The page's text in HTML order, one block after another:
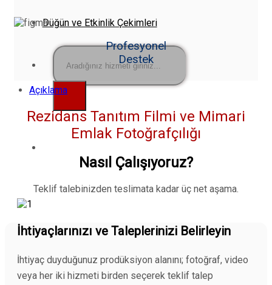
Düğün ve Etkinlik Çekimleri
Ara:
Profesyonel
Destek
Açıklama
Rezidans Tanıtım Filmi ve Mimari
Emlak Fotoğrafçılığı
Nasıl Çalışıyoruz?
Teklif talebinizden teslimata kadar üç net aşama.
İhtiyaçlarınızı ve Taleplerinizi Belirleyin
İhtiyaç duyduğunuz prodüksiyon alanını; fotoğraf, video
veya her iki hizmeti birden seçerek teklif talep